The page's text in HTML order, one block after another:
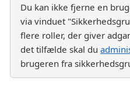
Du kan ikke fjerne en
via vinduet
flere roller, der giver
det tilfælde skal du
brugeren fra